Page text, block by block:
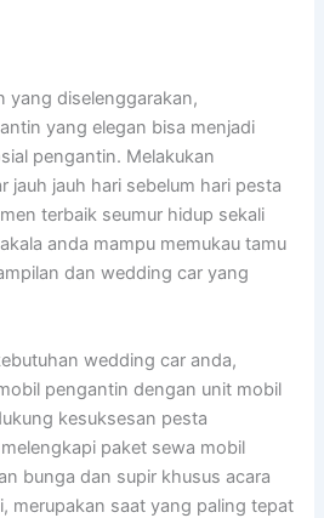
yang diselenggarakan,
yang elegan bisa menjadi
pengantin. Melakukan
jauh jauh hari sebelum hari pesta
terbaik seumur hidup sekali
anda mampu memukau tamu
dan wedding car yang
wedding car anda,
pengantin dengan unit mobil
kesuksesan pesta
paket sewa mobil
bunga dan supir khusus acara
merupakan saat yang paling tepat